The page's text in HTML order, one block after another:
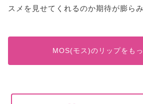
スメを見せてくれるのか期待が膨ら
MOS(モス)のリップをも